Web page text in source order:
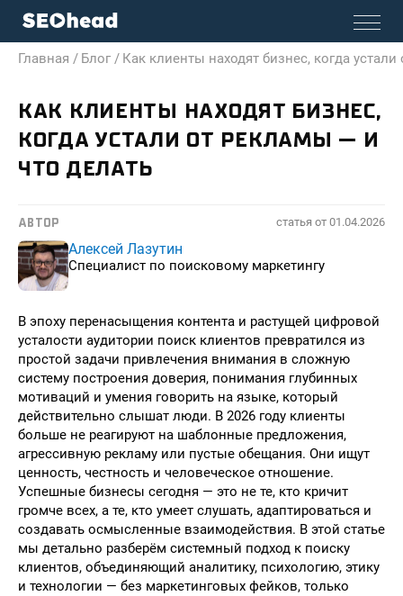
Главная / Блог / Как клиенты находят бизнес, когда
КАК КЛИЕНТЫ НАХОДЯТ БИЗНЕС,
КОГДА УСТАЛИ ОТ РЕКЛАМЫ — И
ЧТО ДЕЛАТЬ
АВТОР статья от 01.04.2026
Алексей Лазутин
Специалист по поисковому маркетингу
В эпоху перенасыщения контента и растущей цифровой
усталости аудитории поиск клиентов превратился из
простой задачи привлечения внимания в сложную
систему построения доверия, понимания глубинных
мотиваций и умения говорить на языке, который
действительно слышат люди. В 2026 году клиенты
больше не реагируют на шаблонные предложения,
агрессивную рекламу или пустые обещания. Они ищут
ценность, честность и человеческое отношение.
Успешные бизнесы сегодня — это не те, кто кричит
громче всех, а те, кто умеет слушать, адаптироваться и
создавать осмысленные взаимодействия. В этой статье
мы детально разберём системный подход к поиску
клиентов, объединяющий аналитику, психологию, этику
и технологии — без маркетинговых фейков, только